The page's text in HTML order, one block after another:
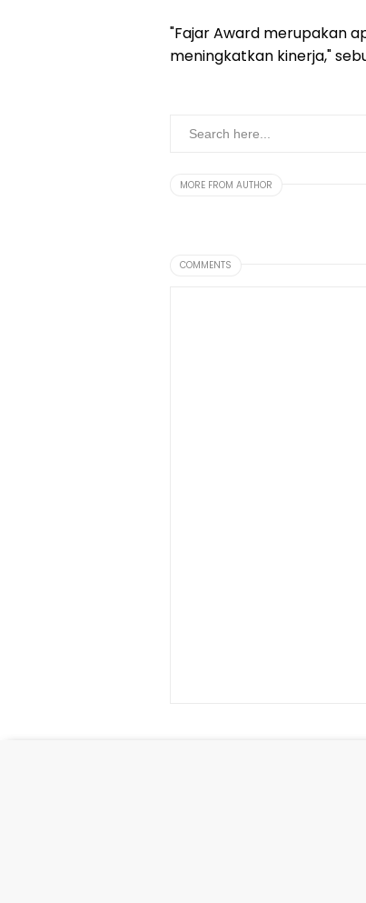
"Fajar Award merupakan
meningkatkan kinerja,"
MORE FROM AUTHOR
COMMENTS